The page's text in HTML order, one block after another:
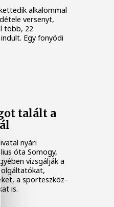
alkalommal
versenyt,
több, 22
Egy fonyódi
talált a
nyári
óta Somogy,
vizsgálják a
a sporteszköz-
is.